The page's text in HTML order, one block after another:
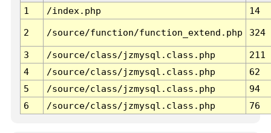
1
/index.php 14
2 /source/function/function_extend.php 324
3 /source/class/jzmysql.class.php
211
4
/source/class/jzmysql.class.php
62
5
/source/class/jzmysql.class.php
94
6
/source/class/jzmysql.class.php 76